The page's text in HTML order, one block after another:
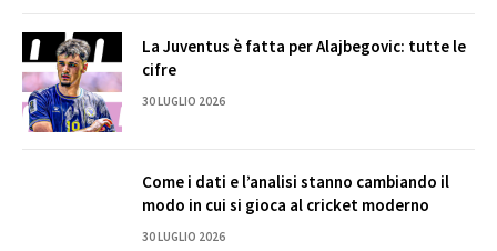
La Juventus è fatta per Alajbegovic: tutte le
cifre
30 LUGLIO 2026
Come i dati e l’analisi stanno cambiando il
modo in cui si gioca al cricket moderno
30 LUGLIO 2026